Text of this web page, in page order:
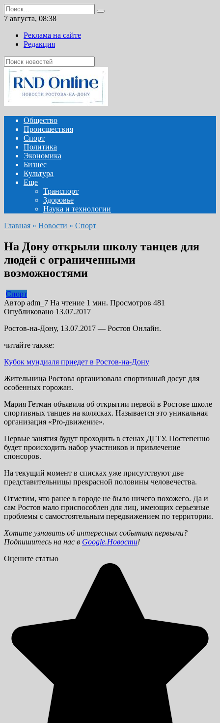
Перейти
к
содержанию
Search
for:
7 августа, 08:38
Реклама на сайте
Редакция
Общество
Происшествия
Спорт
Политика
Экономика
Бизнес
Культура
Еще
Транспорт
Здоровье
Наука и технологии
Главная » Новости » Спорт
На Дону открыли школу танцев для
людей с ограниченными
возможностями
Спорт
Автор adm_7 На чтение 1 мин. Просмотров 481
Опубликовано 13.07.2017
Ростов-на-Дону, 13.07.2017 — Ростов Онлайн.
читайте также:
Кубок мундиаля приедет в Ростов-на-Дону
Жительница Ростова организовала спортивный досуг для
особенных горожан.
Мария Гетман объявила об открытии первой в Ростове школе
спортивных танцев на колясках. Называется это уникальная
организация «Pro-движение».
Первые занятия будут проходить в стенах ДГТУ. Постепенно
будет происходить набор участников и привлечение
спонсоров.
На текущий момент в списках уже присутствуют две
представительницы прекрасной половины человечества.
Отметим, что ранее в городе не было ничего похожего. Да и
сам Ростов мало приспособлен для лиц, имеющих серьезные
проблемы с самостоятельным передвижением по территории.
Хотите узнавать об интересных событиях первыми?
Подпишитесь на нас в Google.Новости!
Оцените статью